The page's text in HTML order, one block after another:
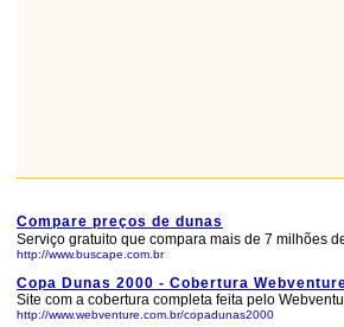
Compare preços de dunas
Serviço gratuito que compara mais de 7 milhões
http://www.buscape.com.br
Copa Dunas 2000 - Cobertura
Site com a cobertura completa feita pelo
http://www.webventure.com.br/copadunas2000